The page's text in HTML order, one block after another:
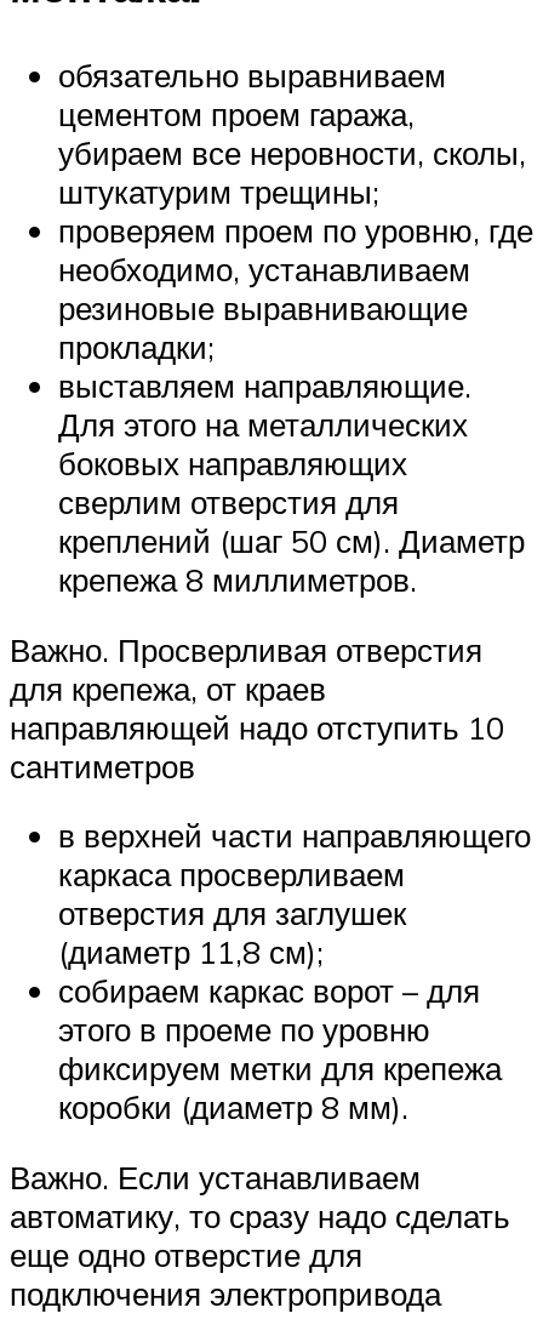
обязательно выравниваем
цементом проем гаража,
убираем все неровности, сколы,
штукатурим трещины;
проверяем проем по уровню, где
необходимо, устанавливаем
резиновые выравнивающие
прокладки;
выставляем направляющие.
Для этого на металлических
боковых направляющих
сверлим отверстия для
креплений (шаг 50 см). Диаметр
крепежа 8 миллиметров.
Важно. Просверливая отверстия
для крепежа, от краев
направляющей надо отступить 10
сантиметров
в верхней части направляющего
каркаса просверливаем
отверстия для заглушек
(диаметр 11,8 см);
собираем каркас ворот – для
этого в проеме по уровню
фиксируем метки для крепежа
коробки (диаметр 8 мм).
Важно. Если устанавливаем
автоматику, то сразу надо сделать
еще одно отверстие для
подключения электропривода